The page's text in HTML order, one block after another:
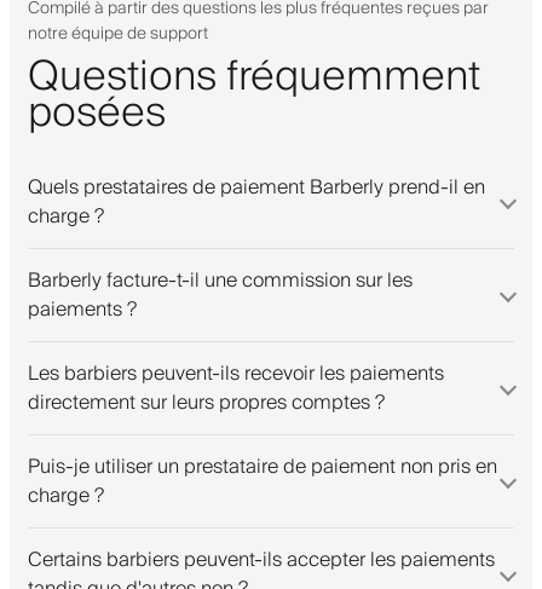
Compilé à partir des questions les plus fréquentes reçues par
notre équipe de support
Questions fréquemment
posées
Quels prestataires de paiement Barberly prend-il en
charge ?
Barberly facture-t-il une commission sur les
paiements ?
Les barbiers peuvent-ils recevoir les paiements
directement sur leurs propres comptes ?
Puis-je utiliser un prestataire de paiement non pris en
charge ?
Certains barbiers peuvent-ils accepter les paiements